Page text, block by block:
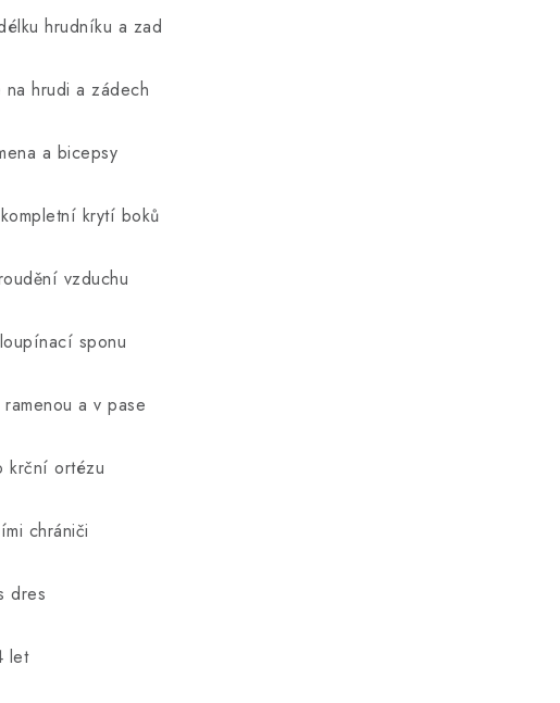
hrudníku a zad
hrudi a zádech
a bicepsy
krytí boků
vzduchu
sponu
a v pase
krční ortézu
chrániči
dres
let